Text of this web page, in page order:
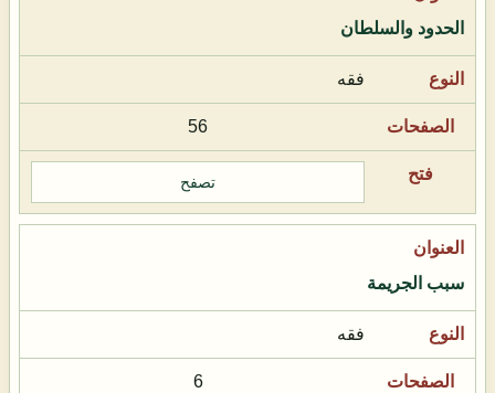
الحدود والسلطان
فقه
56
تصفح
سبب الجريمة
فقه
6